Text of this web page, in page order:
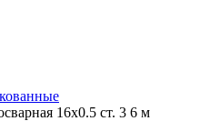
16х0.5 ст. 3 6 м